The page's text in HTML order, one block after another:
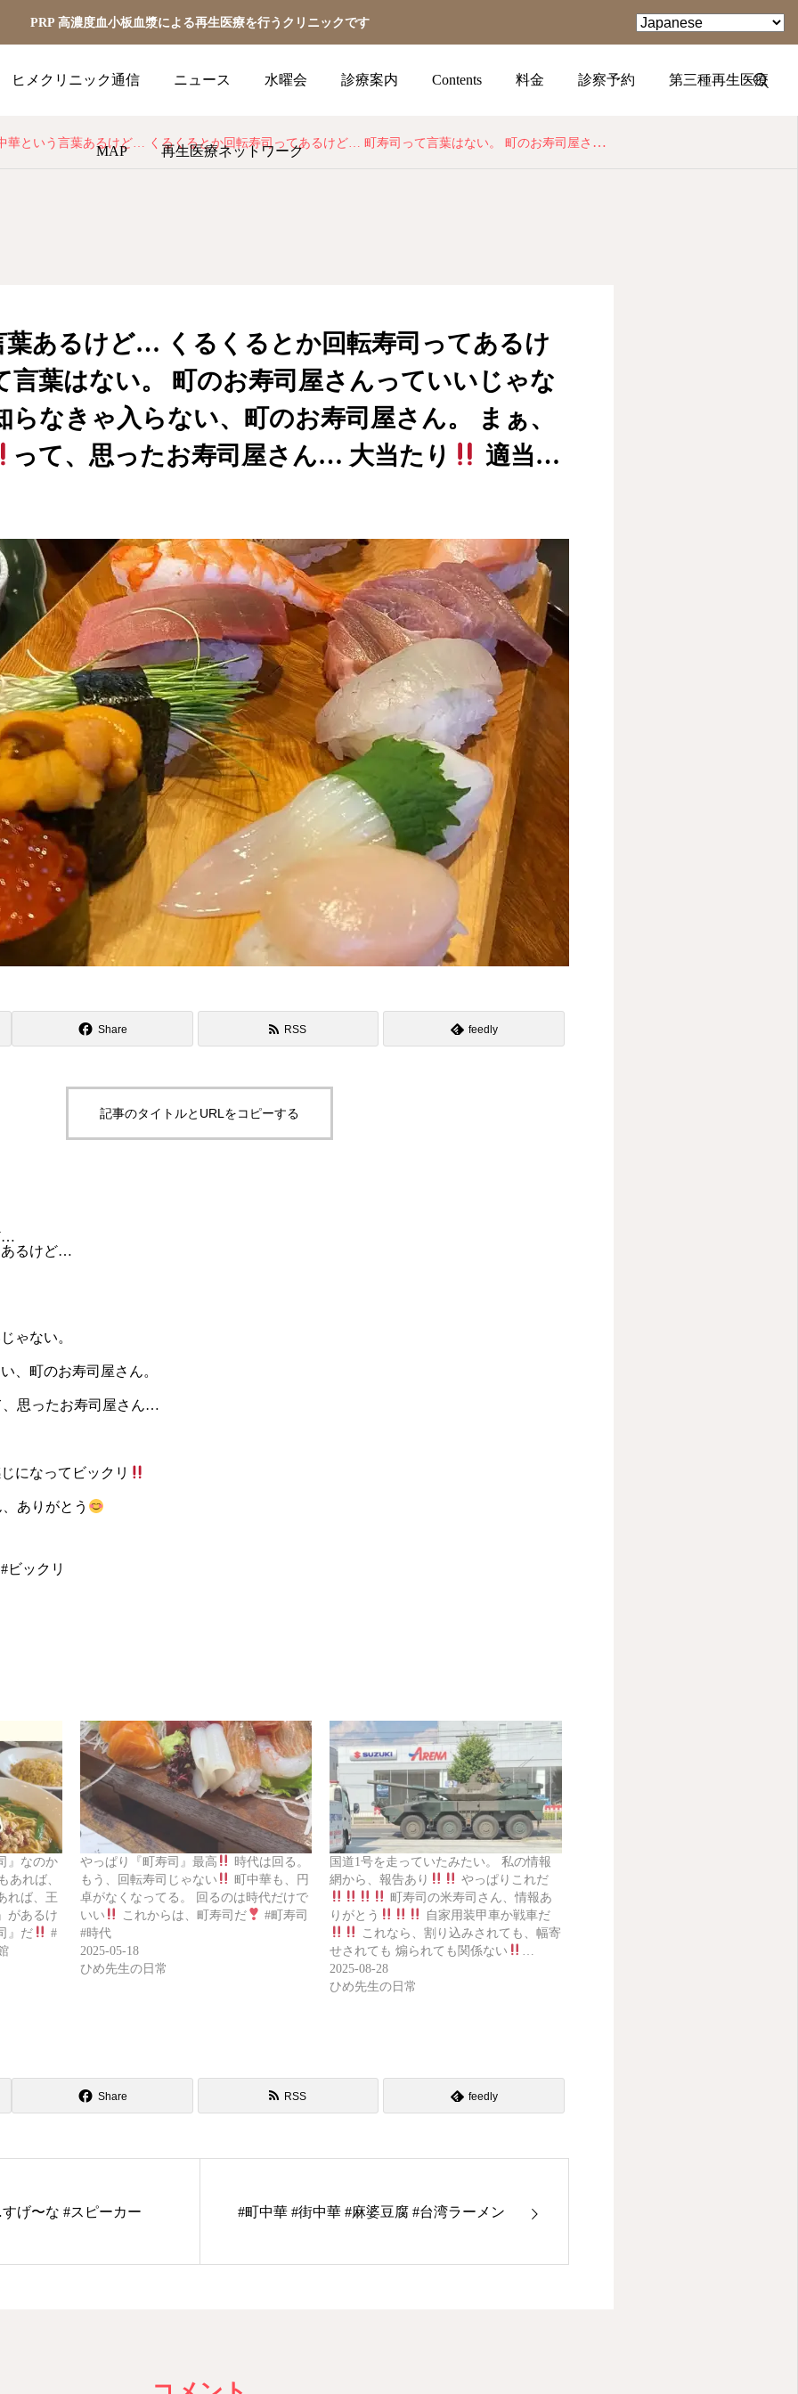
PRP 高濃度血小板血漿による再生医療を行うクリニックです
ヒメクリニック通信 ニュース 水曜会 診療案内 Contents 料金 診察予約 第三種再生医療
MAP 再生医療ネットワーク
という言葉あるけど… くるくるとか回転寿司ってあるけど… 町寿司って言葉はない。 町のお寿司屋さんっていいじゃない。 普通なら知らなきゃ入らない、町のお寿司屋さん。 まぁ、行ってみよう
葉あるけど… くるくるとか回転寿司ってあるけ
葉はない。 町のお寿司屋さんっていいじゃな
らなきゃ入らない、町のお寿司屋さん。 まぁ、
って、思ったお寿司屋さん… 大当たり
適当…
Share RSS feedly
記事のタイトルとURLをコピーする
…
あるけど…
ゃない。
、町のお寿司屋さん。
、思ったお寿司屋さん…
になってビックリ
ありがとう
ックリ
』なのか
あれば、
れば、王
があるけ
』だ
#
やっぱり『町寿司』最高
時代は回る。
もう、回転寿司じゃない
町中華も、円
卓がなくなってる。 回るのは時代だけで
いい
これからは、町寿司だ
#町寿司
#時代
2025-05-18
ひめ先生の日常
国道1号を走っていたみたい。 私の情報
網から、報告あり
やっぱりこれだ
町寿司の米寿司さん、情報あ
りがとう
自家用装甲車か戦車だ
これなら、割り込みされても、幅寄
せされても 煽られても関係ない
2025-08-28
ひめ先生の日常
Share RSS feedly
げ〜な #スピーカー #町中華 #街中華 #麻婆豆腐 #台湾ラーメン